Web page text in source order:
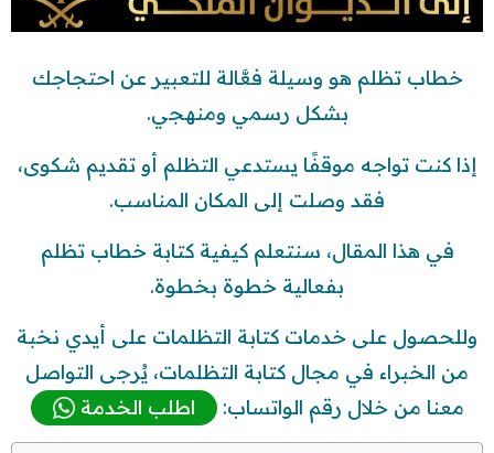
خطاب تظلم هو وسيلة فعَّالة للتعبير عن احتجاجك
بشكل رسمي ومنهجي.
إذا كنت تواجه موقفًا يستدعي التظلم أو تقديم شكوى،
فقد وصلت إلى المكان المناسب.
في هذا المقال، سنتعلم كيفية كتابة خطاب تظلم
بفعالية خطوة بخطوة.
وللحصول على خدمات كتابة التظلمات على أيدي نخبة
من الخبراء في مجال كتابة التظلمات، يُرجى التواصل
معنا من خلال رقم الواتساب:
اطلب الخدمة